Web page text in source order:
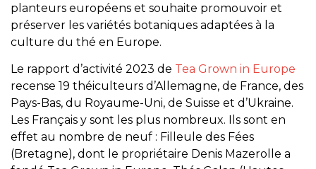
planteurs européens et souhaite promouvoir et
préserver les variétés botaniques adaptées à la
culture du thé en Europe.
Le rapport d’activité 2023 de Tea Grown in Europe
recense 19 théiculteurs d’Allemagne, de France, des
Pays-Bas, du Royaume-Uni, de Suisse et d’Ukraine.
Les Français y sont les plus nombreux. Ils sont en
effet au nombre de neuf : Filleule des Fées
(Bretagne), dont le propriétaire Denis Mazerolle a